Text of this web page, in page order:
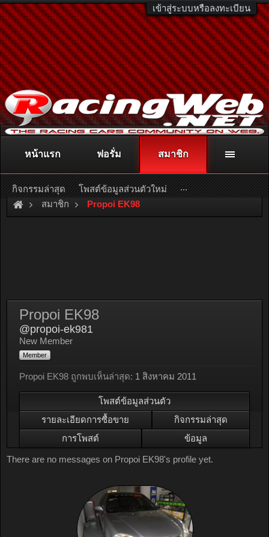
เข้าสู่ระบบหรือลงทะเบียน
ติดต่อลงโฆษณา racingweb@gmail.comหรือโทร. 081-811-1138
หรืออ่านรายละเอียดเพิ่มเติม คลิกที่นี่
สมาชิก Propoi EK98
Propoi EK98
@propoi-ek981
New Member
Member
Propoi EK98 ถูกพบเห็นล่าสุด: 1 สิงหาคม 2011
โพสต์ข้อมูลส่วนตัว
รายละเอียดการซื้อขาย
กิจกรรมล่าสุด
การโพสต์
ข้อมูล
There are no messages on Propoi EK98's profile yet.
หน้าแรก ฟอรั่ม สมาชิก
กิจกรรมล่าสุด โพสต์ข้อมูลส่วนตัวใหม่ ...